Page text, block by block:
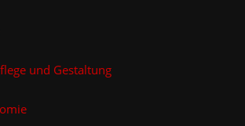
und Gestaltung